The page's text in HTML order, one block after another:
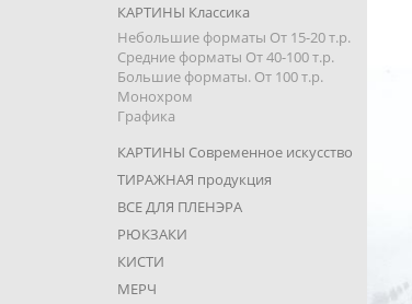
КАРТИНЫ Классика
Небольшие форматы От 15-20 т.р.
Средние форматы От 40-100 т.р.
Большие форматы. От 100 т.р.
Монохром
Графика
КАРТИНЫ Современное искусство
ТИРАЖНАЯ продукция
ВСЕ ДЛЯ ПЛЕНЭРА
РЮКЗАКИ
КИСТИ
МЕРЧ